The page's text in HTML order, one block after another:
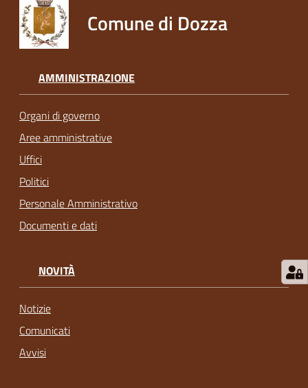
Comune di Dozza
AMMINISTRAZIONE
Organi di governo
Aree amministrative
Uffici
Politici
Personale Amministrativo
Documenti e dati
NOVITÀ
Notizie
Comunicati
Avvisi